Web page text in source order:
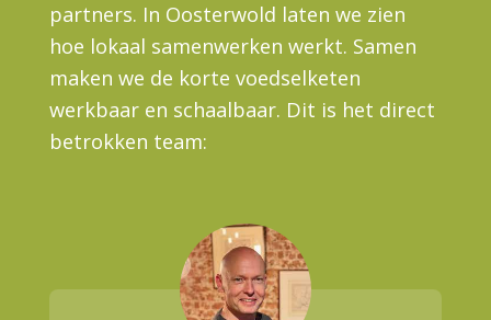
partners. In Oosterwold laten we zien
hoe lokaal samenwerken werkt. Samen
maken we de korte voedselketen
werkbaar en schaalbaar. Dit is het direct
betrokken team: